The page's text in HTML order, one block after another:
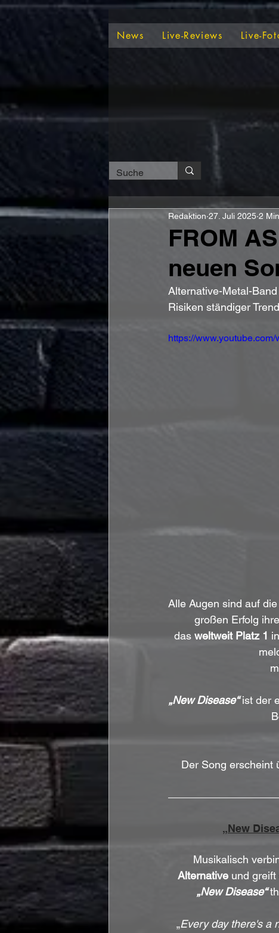
News Live-Reviews Live-
FROM
neuen
Redaktion 27. Juli 2025 2
Alternative-Metal-
Risiken ständiger
https://
Alle Augen sind auf
großen Erfolg
das weltweit Platz 1
„New Disease“ ist der
Der Song erscheint
„New
Musikalisch
Alternative und
„New Disease“
„Every day there's a